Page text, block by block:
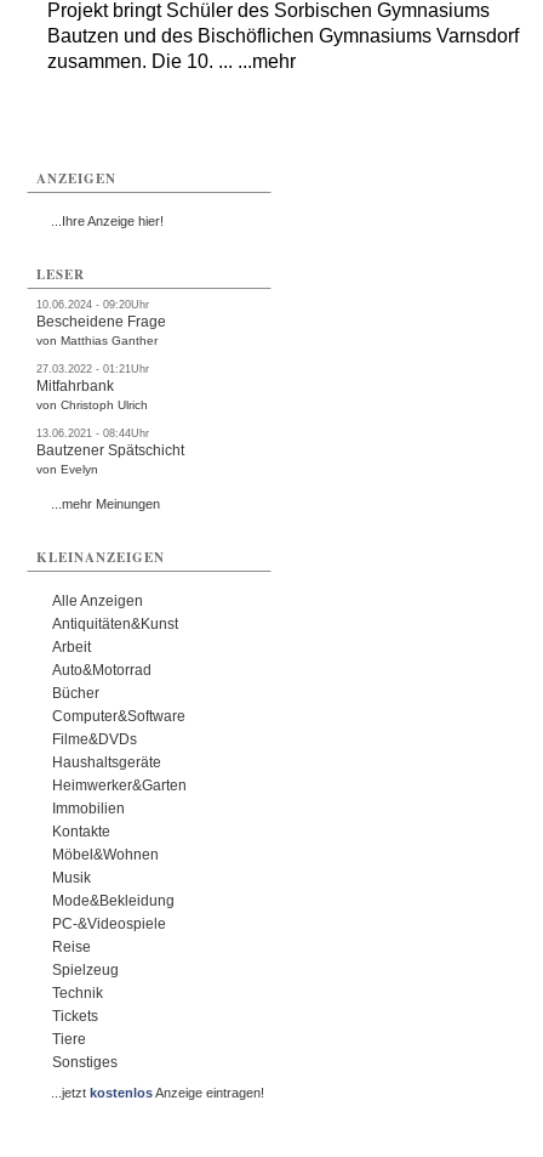
Projekt bringt Schüler des Sorbischen Gymnasiums
Bautzen und des Bischöflichen Gymnasiums Varnsdorf
zusammen. Die 10. ... ...mehr
ANZEIGEN
...Ihre Anzeige hier!
LESER
10.06.2024 - 09:20Uhr
Bescheidene Frage
von Matthias Ganther
27.03.2022 - 01:21Uhr
Mitfahrbank
von Christoph Ulrich
13.06.2021 - 08:44Uhr
Bautzener Spätschicht
von Evelyn
...mehr Meinungen
KLEINANZEIGEN
Alle Anzeigen
Antiquitäten&Kunst
Arbeit
Auto&Motorrad
Bücher
Computer&Software
Filme&DVDs
Haushaltsgeräte
Heimwerker&Garten
Immobilien
Kontakte
Möbel&Wohnen
Musik
Mode&Bekleidung
PC-&Videospiele
Reise
Spielzeug
Technik
Tickets
Tiere
Sonstiges
...jetztkostenlosAnzeige eintragen!